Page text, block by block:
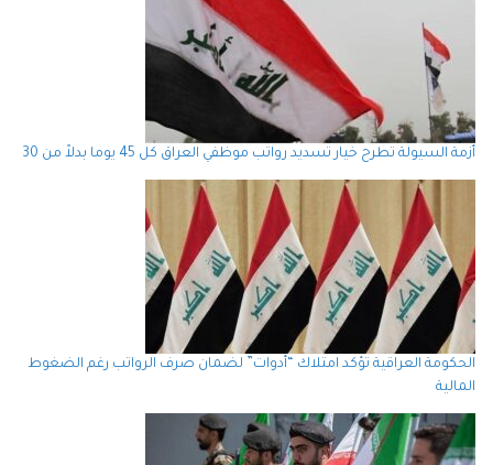
أزمة السيولة تطرح خيار تسديد رواتب موظفي العراق كل 45 يوما بدلاً من 30
الحكومة العراقية تؤكد امتلاك “أدوات” لضمان صرف الرواتب رغم الضغوط
المالية